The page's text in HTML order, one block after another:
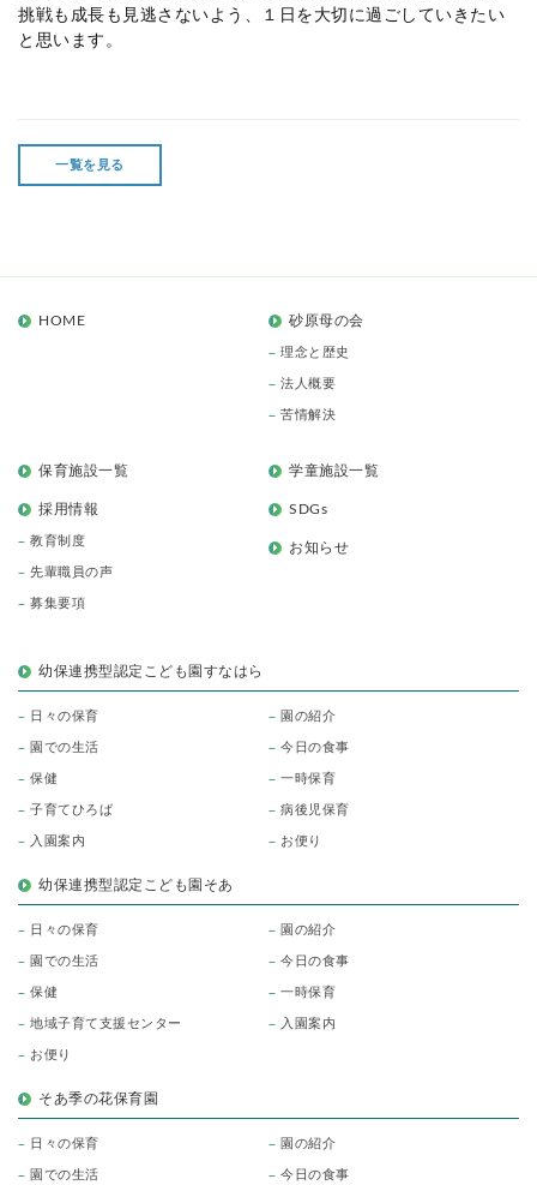
挑戦も成長も見逃さないよう、１日を大切に過ごしていきたい
と思います。
一覧を見る
HOME 砂原母の会
理念と歴史
法人概要
苦情解決
保育施設一覧 学童施設一覧
採用情報
教育制度
先輩職員の声
募集要項
SDGs
お知らせ
幼保連携型認定こども園すなはら
日々の保育 園の紹介
園での生活 今日の食事
保健 一時保育
子育てひろば 病後児保育
入園案内 お便り
幼保連携型認定こども園そあ
日々の保育 園の紹介
園での生活 今日の食事
保健 一時保育
地域子育て支援センター 入園案内
お便り
そあ季の花保育園
日々の保育 園の紹介
園での生活 今日の食事